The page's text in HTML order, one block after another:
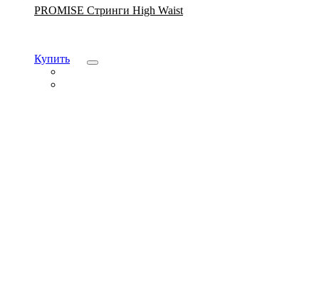
PROMISE Стринги High Waist
Купить